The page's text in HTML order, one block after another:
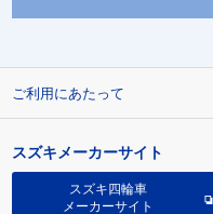
ご利用にあたって
スズキメーカーサイト
スズキ四輪車
メーカーサイト